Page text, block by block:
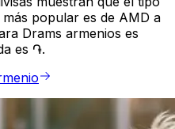
popular es de AMD a
Drams armenios es
es ֏.